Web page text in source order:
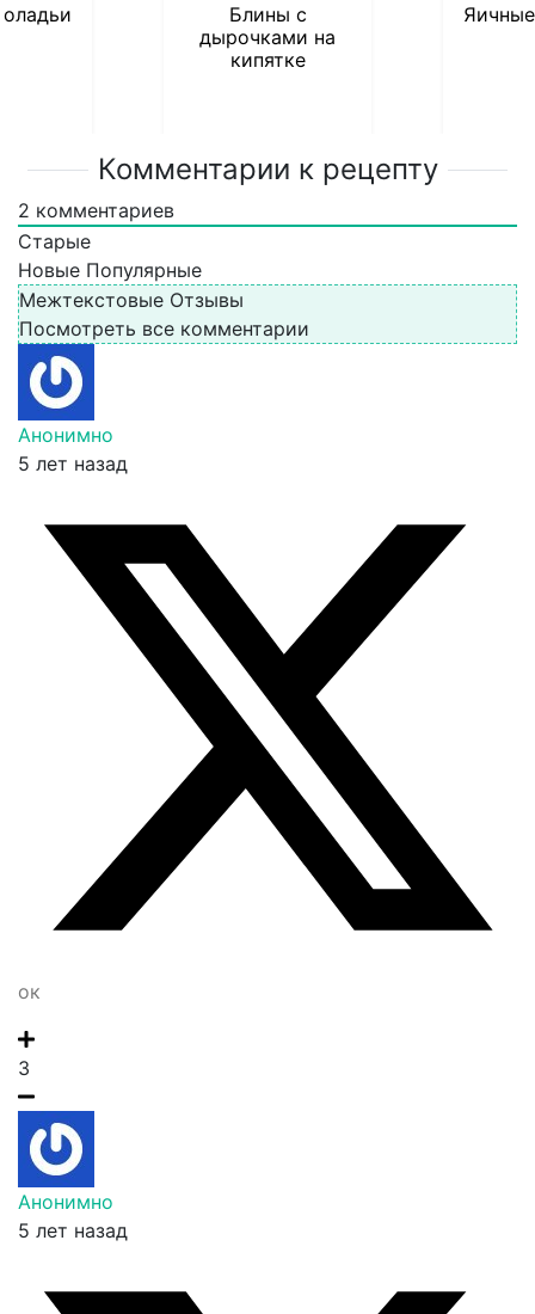
Блины с
дырочками на
кипятке
Комментарии к рецепту
2 комментариев
Старые
Новые Популярные
Межтекстовые Отзывы
Посмотреть все комментарии
Анонимно
5 лет назад
ок
3
Анонимно
5 лет назад